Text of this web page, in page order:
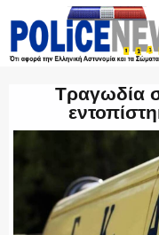
ΤΡΟΧΑΙΑ
ΟΜΑΔΑ “Ζ”
Τραγωδία